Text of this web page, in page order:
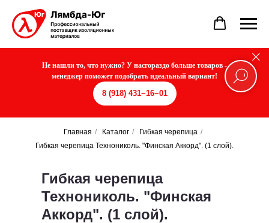
Не нашли то, что нужно? У насгораздо больше товаров -
менеджер поможет подобрать идеальный вариант!
8 (918) 431−16−01
Главная / Каталог / Гибкая черепица /
Гибкая черепица Технониколь. "Финская Аккорд". (1 слой).
Гибкая черепица
Технониколь. "Финская
Аккорд". (1 слой).